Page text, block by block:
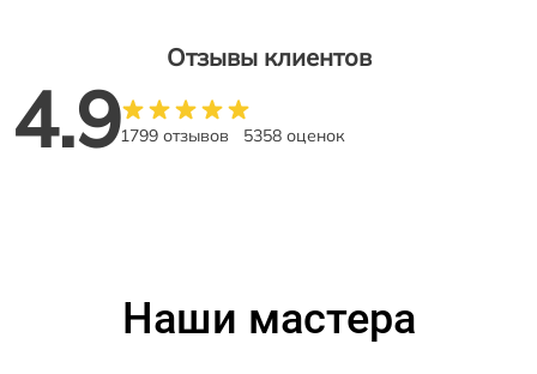
Отзывы клиентов
4.91799 отзывов 5358 оценок
Наши мастера